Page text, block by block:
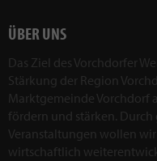
ÜBER UNS
Das Ziel des Vorchdorfer
Stärkung der Region
Marktgemeinde Vorchdorf
fördern und stärken.
Veranstaltungen wollen
wirtschaftlich